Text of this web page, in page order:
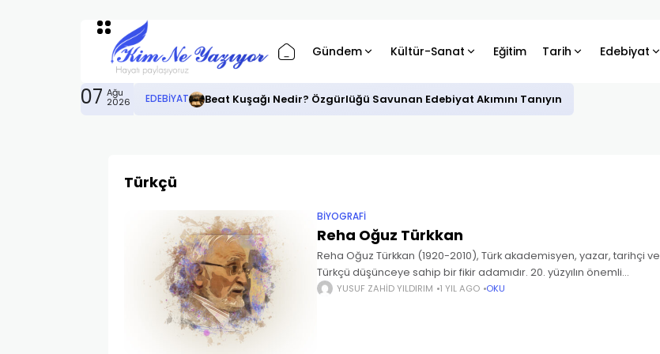
Gündem Kültür-Sanat Eğitim Tarih Edebiyat
07 Ağu
2026 EDEBIYAT Beat Kuşağı Nedir? Özgürlüğü Savunan Edebiyat Akımını Tanıyın
Türkçü
BIYOGRAFI
Reha Oğuz Türkkan
Reha Oğuz Türkkan (1920-2010), Türk akademisyen, yazar, tarihçi ve
Türkçü düşünceye sahip bir fikir adamıdır. 20. yüzyılın önemli
Türkçülerinden biri olarak kabul edilir. Hayatı ve Kariyeri 1920 yılında
YUSUF ZAHID YILDIRIM 1 YIL AGO OKU